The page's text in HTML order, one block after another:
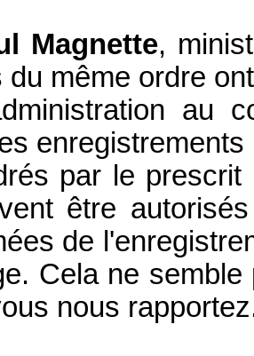
Magnette,
du même ordre
au
par le
être
de
Cela ne
nous